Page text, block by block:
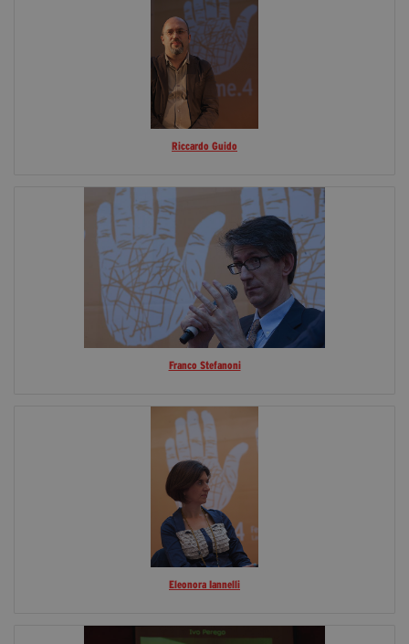
Riccardo Guido
Franco Stefanoni
Eleonora Iannelli